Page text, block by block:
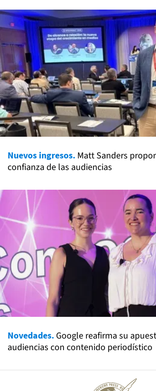
Nuevos ingresos. Matt Sanders
confianza de las audiencias
Novedades. Google reafirma su
audiencias con contenido periodístico